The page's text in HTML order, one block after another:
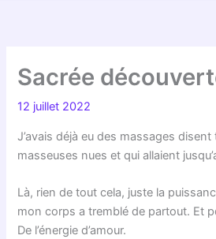
Sacrée
12 juillet 2022
J’avais déjà eu des massages
masseuses nues et qui allaient
Là, rien de tout cela, juste la
mon corps a tremblé de partout. Et
De l’énergie d’amour.